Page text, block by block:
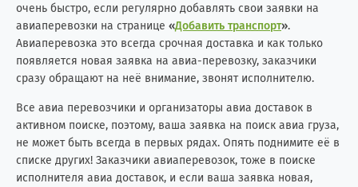
очень быстро, если регулярно добавлять свои заявки на
авиаперевозки на странице «Добавить транспорт».
Авиаперевозка это всегда срочная доставка и как только
появляется новая заявка на авиа-перевозку, заказчики
сразу обращают на неё внимание, звонят исполнителю.
Все авиа перевозчики и организаторы авиа доставок в
активном поиске, поэтому, ваша заявка на поиск авиа груза,
не может быть всегда в первых рядах. Опять поднимите её в
списке других! Заказчики авиаперевозок, тоже в поиске
исполнителя авиа доставок, и если ваша заявка новая,